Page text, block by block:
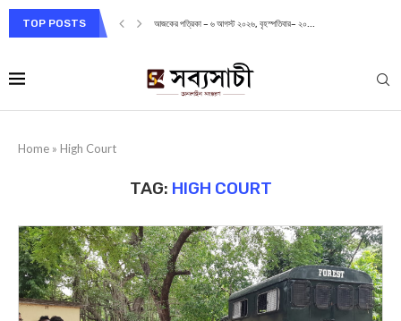
TOP POSTS আজকের পত্রিকা – ৬ আগস্ট ২০২৬, বৃহস্পতিবার– ২০...
Home » High Court
TAG: HIGH COURT